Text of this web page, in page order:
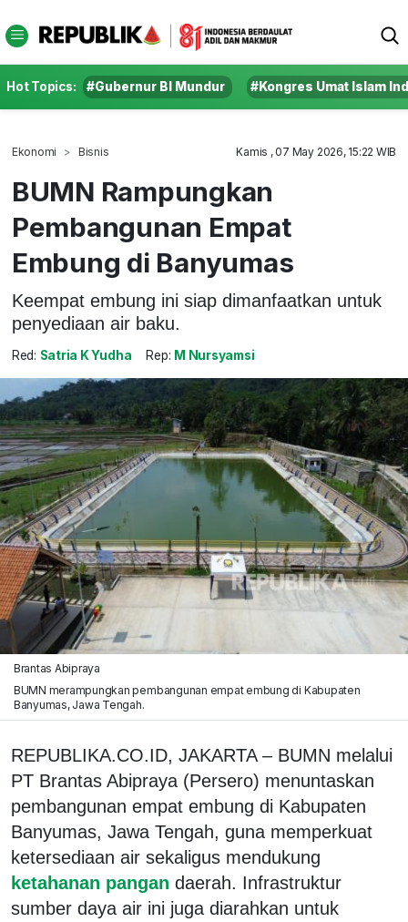
Hot Topics: #Gubernur BI Mundur #Kongres Umat Islam
Ekonomi Bisnis Kamis , 07 May 2026, 15:22 WIB
BUMN Rampungkan
Pembangunan Empat
Embung di Banyumas
Keempat embung ini siap dimanfaatkan untuk
penyediaan air baku.
Red: Satria K Yudha Rep: M Nursyamsi
Brantas Abipraya
BUMN merampungkan pembangunan empat embung di Kabupaten
Banyumas, Jawa Tengah.
REPUBLIKA.CO.ID, JAKARTA – BUMN melalui
PT Brantas Abipraya (Persero) menuntaskan
pembangunan empat embung di Kabupaten
Banyumas, Jawa Tengah, guna memperkuat
ketersediaan air sekaligus mendukung
ketahanan pangan daerah. Infrastruktur
sumber daya air ini juga diarahkan untuk